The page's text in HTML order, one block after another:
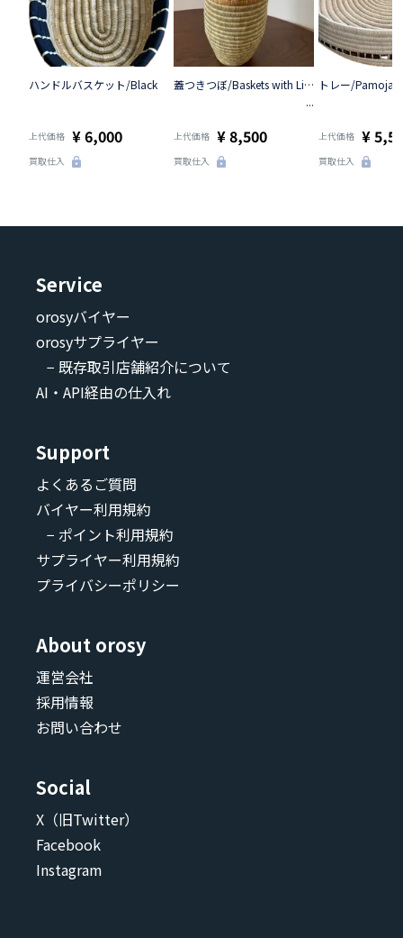
ハンドルバスケット/Black
上代価格 ¥ 6,000
買取仕入
蓋つきつぼ/Baskets with Lid/Kitenge Blue
上代価格 ¥ 8,500
買取仕入
トレー/Pamoja/
上代価格 ¥
買取仕入
Service
orosyバイヤー
orosyサプライヤー
− 既存取引店舗紹介について
AI・API経由の仕入れ
Support
よくあるご質問
バイヤー利用規約
− ポイント利用規約
サプライヤー利用規約
プライバシーポリシー
About orosy
運営会社
採用情報
お問い合わせ
Social
X（旧Twitter）
Facebook
Instagram